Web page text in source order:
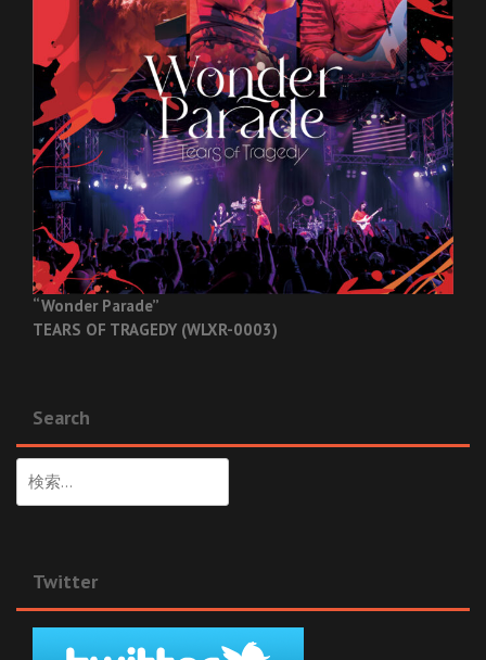
“Wonder Parade”
TEARS OF TRAGEDY (WLXR-0003)
Search
索:
Twitter